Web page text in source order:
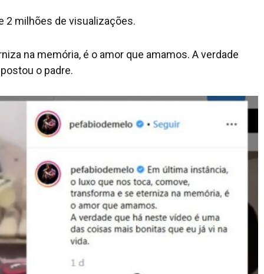
2 milhões de visualizações.
na memória, é o amor que amamos. A verdade
o padre.